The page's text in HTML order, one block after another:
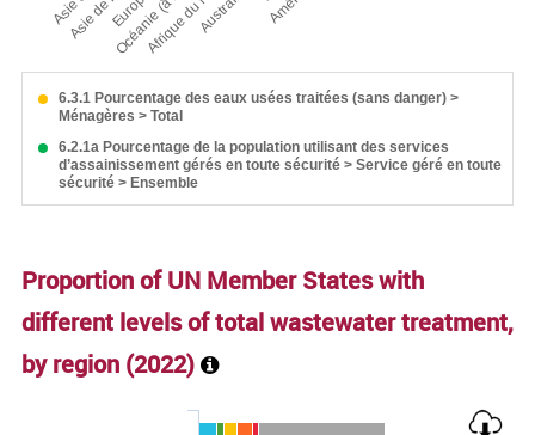
6.3.1 Pourcentage des eaux usées traitées (sans danger) >
Ménagères > Total
6.2.1a Pourcentage de la population utilisant des services
d’assainissement gérés en toute sécurité > Service géré en toute
sécurité > Ensemble
Proportion of UN Member States with
different levels of total wastewater treatment,
by region (2022)